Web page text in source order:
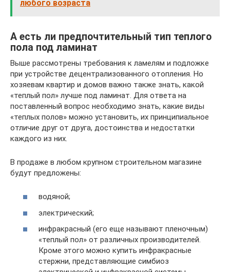
любого возраста
А есть ли предпочтительный тип теплого
пола под ламинат
Выше рассмотрены требования к ламелям и подложке
при устройстве децентрализованного отопления. Но
хозяевам квартир и домов важно также знать, какой
«теплый пол» лучше под ламинат. Для ответа на
поставленный вопрос необходимо знать, какие виды
«теплых полов» можно установить, их принципиальное
отличие друг от друга, достоинства и недостатки
каждого из них.
В продаже в любом крупном строительном магазине
будут предложены:
водяной;
электрический;
инфракрасный (его еще называют пленочным)
«теплый пол» от различных производителей.
Кроме этого можно купить инфракрасные
стержни, представляющие симбиоз